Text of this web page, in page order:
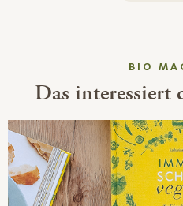
BIO
Das interessiert